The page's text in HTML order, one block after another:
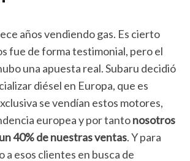
años vendiendo gas. Es cierto
fue de forma testimonial, pero el
una apuesta real. Subaru decidió
diésel en Europa, que es
se vendían estos motores,
europea y por tantonosotros
40% de nuestras ventas. Y para
a esos clientes en busca de